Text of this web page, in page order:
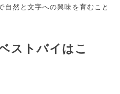
自然と文字への興味を育むこと
ストバイはこ